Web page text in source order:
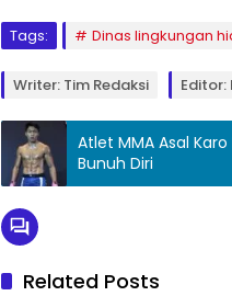
Tags: Dinas lingkungan
Writer: Tim Redaksi Editor:
Atlet MMA Asal
Bunuh Diri
Related Posts